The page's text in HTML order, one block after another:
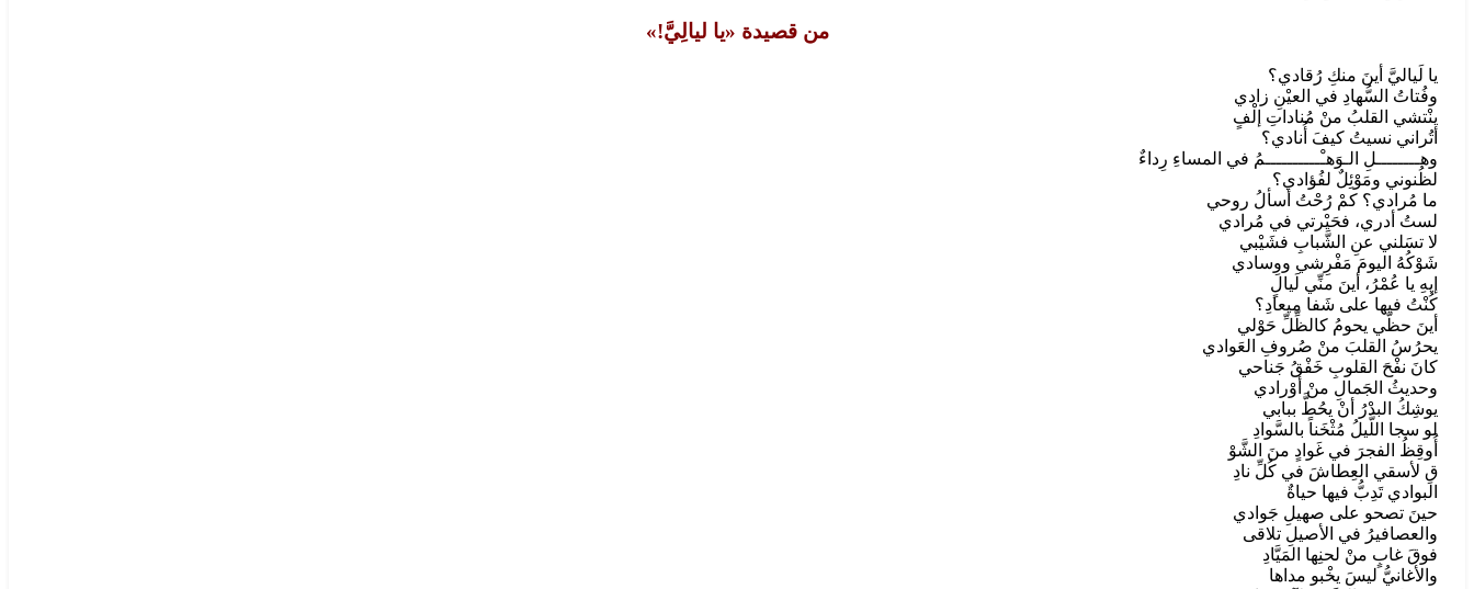
من قصيدة «يا ليالِيَّ!»
يا لَياليَّ أينَ منكِ رُقادي؟
وفُتاتُ السُّهادِ في العيْنِ زادي
ينْتشي القلبُ منْ مُناداتِ إلْفٍ
أتُراني نسيتُ كيفَ أُنادي؟
وهــــــــلِ الـوَهـْــــــــــمُ في المساءِ رِداءٌ
لظُنوني ومَوْئِلٌ لفُؤادي؟
ما مُرادي؟ كمْ رُحْتُ أسألُ روحي
لستُ أدري، فحَيْرتي في مُرادي
لا تسَلني عنِ الشَّبابِ فشَيْبي
شَوْكُهُ اليومَ مَفْرِشي ووِسادي
إيهِ يا عُمْرُ، أينَ منِّي لَيالٍ
كُنْتُ فيها على شَفا ميعادِ؟
أينَ حظّي يحومُ كالظِّلِّ حَوْلي
يحرُسُ القلبَ منْ صُروفِ العَوادي
كانَ نفْحَ القلوبِ خَفْقُ جَناحي
وحديثُ الجَمالِ منْ أوْرادي
يوشِكُ البدْرُ أنْ يحُطَّ ببابي
لو سجا اللَّيلُ مُثْخَناً بالسَّوادِ
أُوقِظُ الفجرَ في غَوادٍ منَ الشَّوْ
قِ لأسقي العِطاشَ في كُلِّ نادِ
البوادي تَدِبُّ فيها حياةٌ
حينَ تصحو على صهيلِ جَوادي
والعصافيرُ في الأصيلِ تلاقى
فوقَ غابٍ منْ لحنِها المَيَّادِ
والأغانيُّ ليسَ يخْبو مداها